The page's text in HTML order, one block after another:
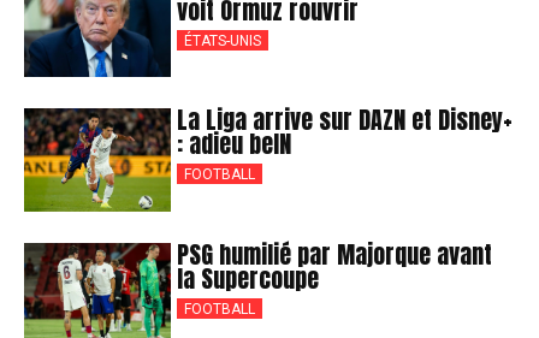
voit Ormuz rouvrir
ÉTATS-UNIS
La Liga arrive sur DAZN et Disney+
: adieu beIN
FOOTBALL
PSG humilié par Majorque avant
la Supercoupe
FOOTBALL